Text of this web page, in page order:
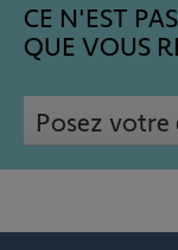
CE N'EST
QUE VOUS
Posez votre